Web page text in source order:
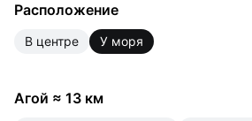
Расположение
в центре у моря
Агой ≈ 13 км